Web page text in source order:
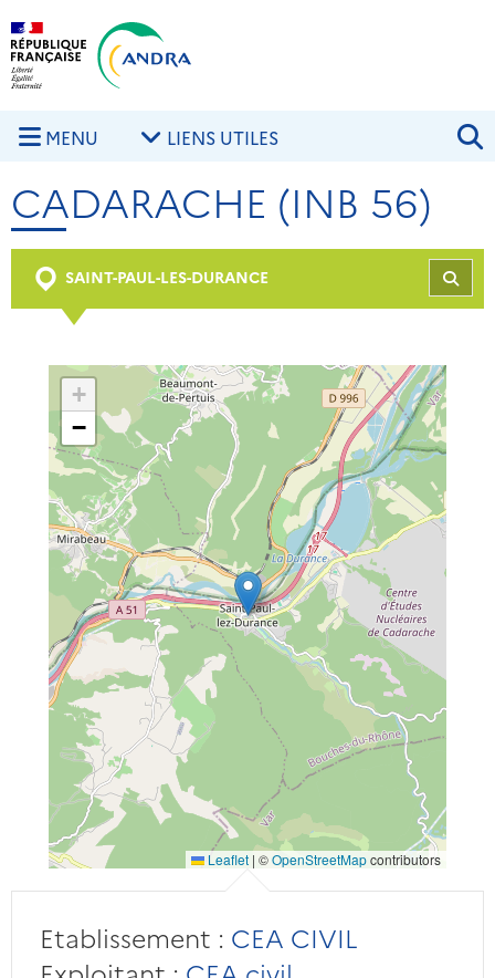
Aller au contenu principal
MENU LIENS UTILES
CADARACHE (INB 56)
SAINT-PAUL-LES-DURANCE
+
−
Leaflet | ©OpenStreetMapcontributors
Etablissement : CEA CIVIL